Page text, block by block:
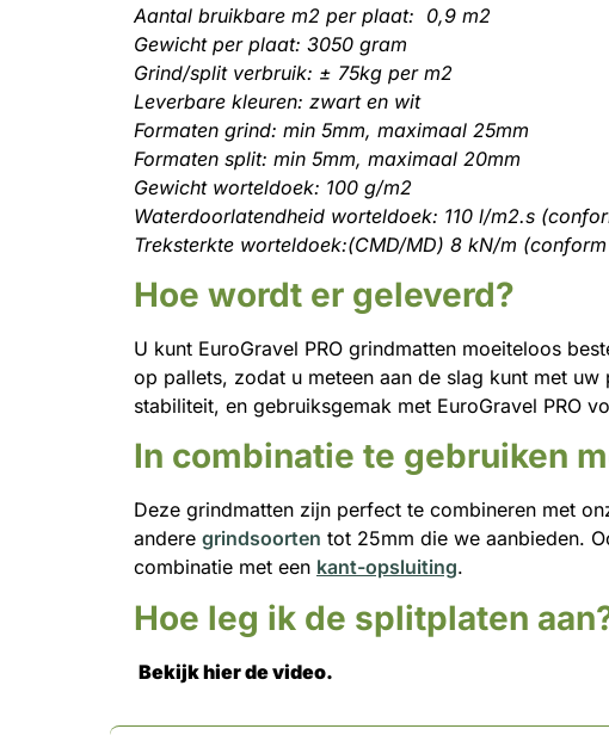
Aantal bruikbare m2 per plaat: 0,9 m2
Gewicht per plaat: 3050 gram
Grind/split verbruik: ± 75kg per m2
Leverbare kleuren: zwart en wit
Formaten grind: min 5mm, maximaal 25mm
Formaten split: min 5mm, maximaal 20mm
Gewicht worteldoek: 100 g/m2
Waterdoorlatendheid worteldoek: 110 l/m2.s
Treksterkte worteldoek:(CMD/MD) 8 kN/m (conform
Hoe wordt er geleverd?
U kunt EuroGravel PRO grindmatten moeiteloos
op pallets, zodat u meteen aan de slag kunt met
stabiliteit, en gebruiksgemak met EuroGravel PRO
In combinatie te gebruiken
Deze grindmatten zijn perfect te combineren met
andere grindsoorten tot 25mm die we aanbieden.
combinatie met een kant-opsluiting.
Hoe leg ik de splitplaten
Bekijk hier de video.